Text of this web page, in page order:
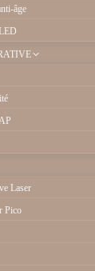
âge
Laser
Pico